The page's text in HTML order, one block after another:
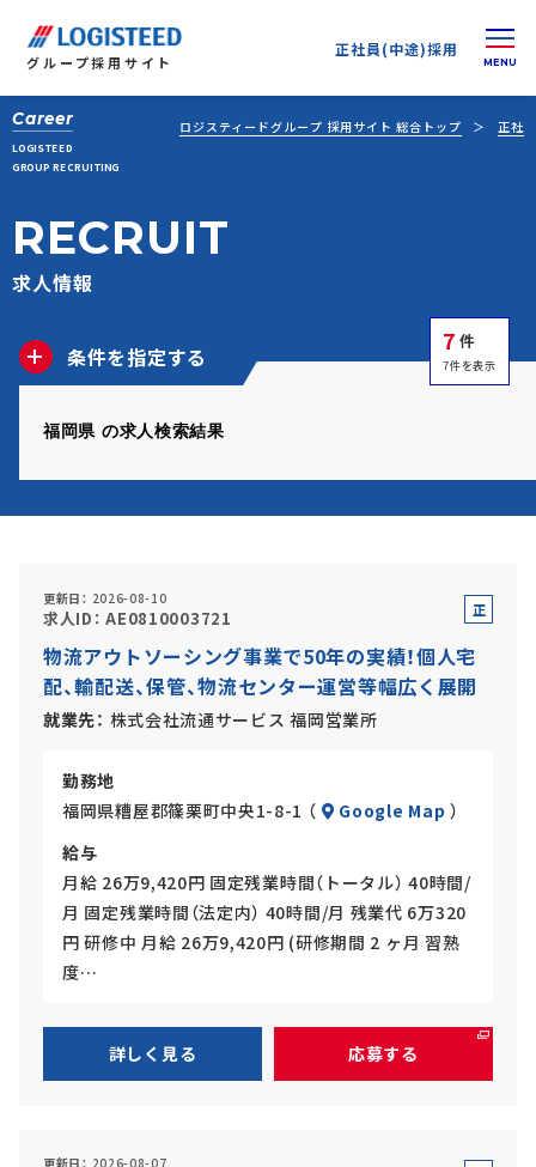
グループ採用サイト
正社員(中途)採用
正社員(中途)採用
アルバイト・パート採用
SHARE
Career
LOGISTEED
GROUP RECRUITING
ロジスティードグループ 採用サイト 総合トップ 正社
RECRUIT
求人情報
7 件
7件を表示
条件を指定する
福岡県 の求人検索結果
更新日 2026-08-10
求人ID AE0810003721
正
員
物流アウトソーシング事業で50年の実績！個人宅
配、輸配送、保管、物流センター運営等幅広く展開
就業先 株式会社流通サービス 福岡営業所
勤務地
福岡県糟屋郡篠栗町中央1-8-1 （
Google Map ）
給与
月給 26万9,420円 固定残業時間（トータル） 40時間/
月 固定残業時間（法定内） 40時間/月 残業代 6万320
円 研修中 月給 26万9,420円 (研修期間 2 ヶ月 習熟
度…
詳しく見る 応募する
更新日 2026-08-07